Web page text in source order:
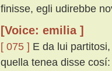
finisse, egli udirebbe
[Voice: emilia ]
[ 075 ] E da lui
quella tenea disse